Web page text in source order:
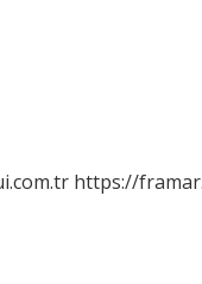
https://